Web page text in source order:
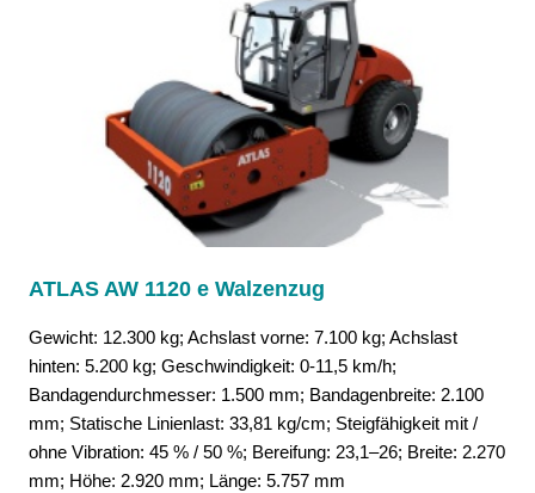
ATLAS AW 1120 e Walzenzug
Gewicht: 12.300 kg; Achslast vorne: 7.100 kg; Achslast
hinten: 5.200 kg; Geschwindigkeit: 0-11,5 km/h;
Bandagendurchmesser: 1.500 mm; Bandagenbreite: 2.100
mm; Statische Linienlast: 33,81 kg/cm; Steigfähigkeit mit /
ohne Vibration: 45 % / 50 %; Bereifung: 23,1–26; Breite: 2.270
mm; Höhe: 2.920 mm; Länge: 5.757 mm